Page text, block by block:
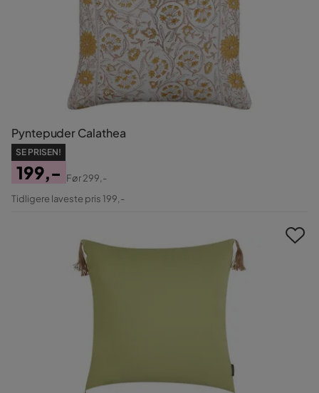
Pyntepuder Calathea
SE PRISEN!
Pris
199,-
Original
Før299,-
Tidligere laveste pris 199,-